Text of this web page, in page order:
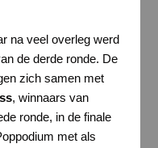
na veel overleg werd
de derde ronde. De
zich samen met
, winnaars van
ronde, in de finale
met als